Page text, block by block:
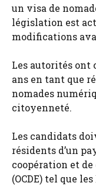
un visa de
législation est
modifications
Les autorités ont
ans en tant que
nomades
citoyenneté.
Les candidats
résidents d’un
coopération et
(OCDE) tel que